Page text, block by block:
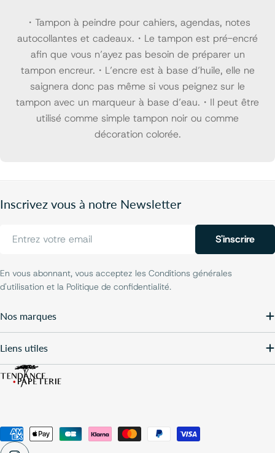
・Tampon à peindre pour cahiers, agendas, notes
autocollantes et cadeaux.・Le tampon est pré-encré
afin que vous n’ayez pas besoin de préparer un
tampon encreur.・L’encre est à base d’huile, elle ne
saignera donc pas même si vous peignez sur le
tampon avec un marqueur à base d’eau.・Il peut être
utilisé comme simple tampon noir ou comme
décoration colorée.
Inscrivez vous à notre Newsletter
S'inscrire
En vous abonnant, vous acceptez les Conditions générales
d'utilisation et la Politique de confidentialité.
Nos marques
Liens utiles
Modes
de